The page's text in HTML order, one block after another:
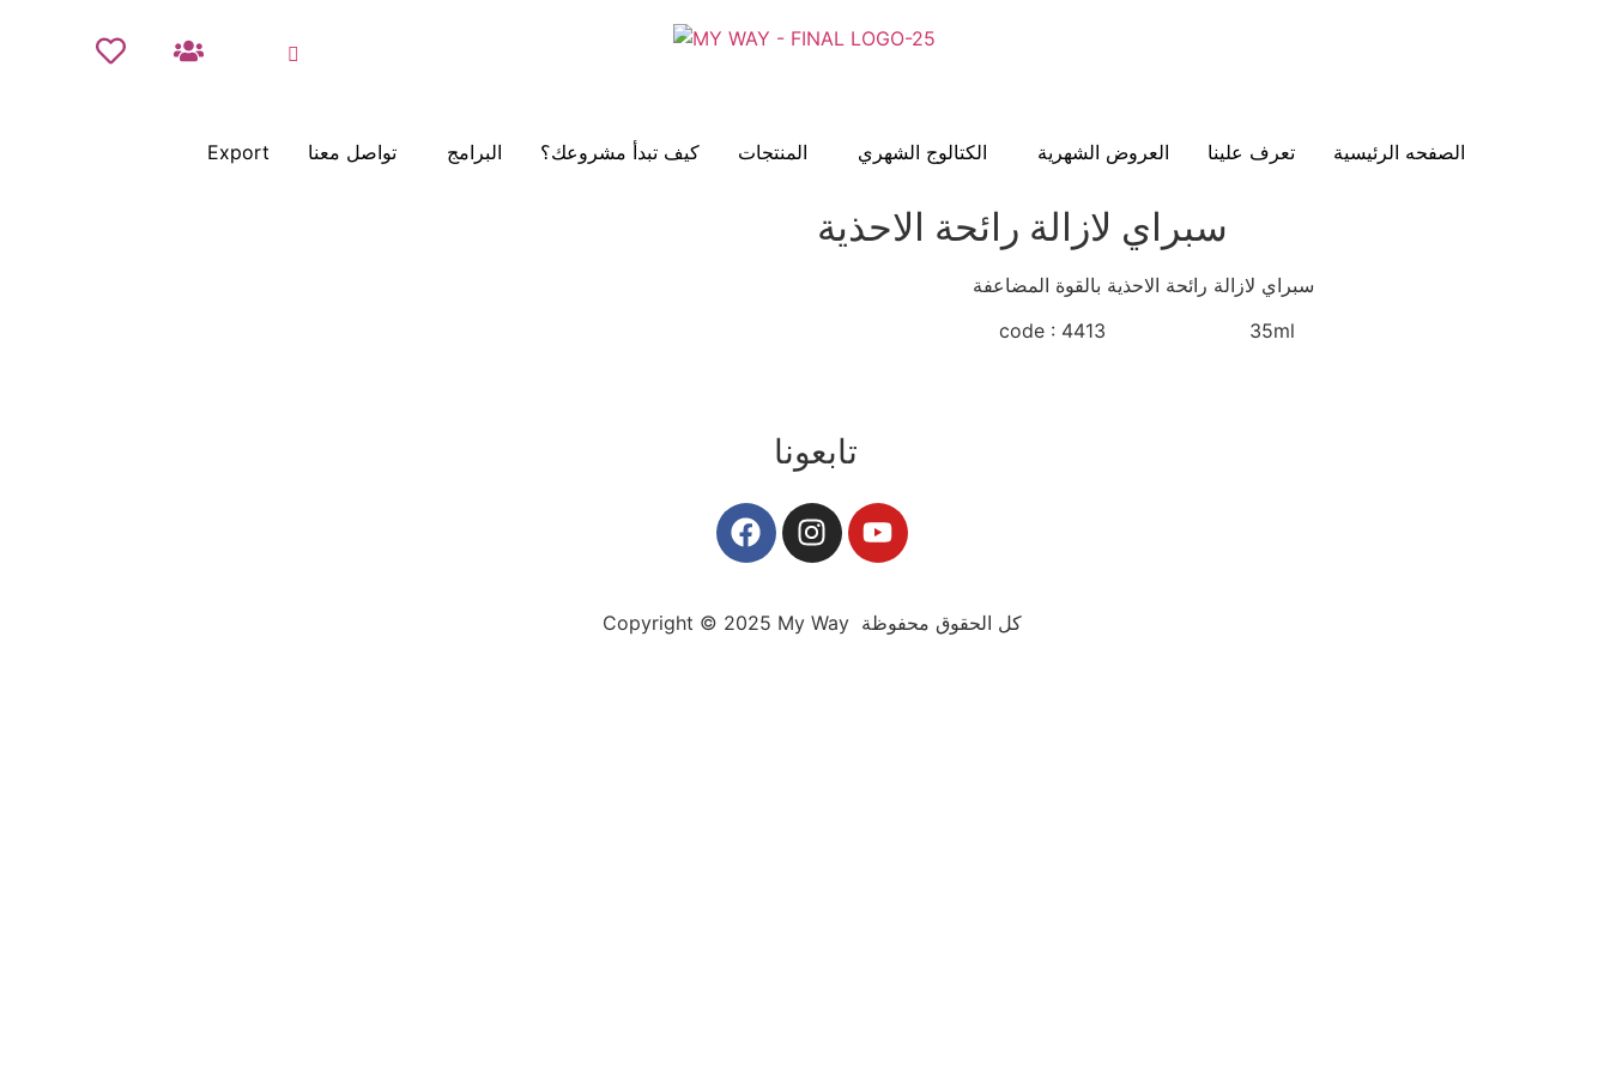
Export تواصل معنا البرامج كيف تبدأ مشروعك؟ المنتجات الكتالوج الشهري العروض الشهرية تعرف علينا الصفحه الرئيسية
سبراي لازالة رائحة الاحذية
code : 4413 35ml
تابعونا
Copyright © 2025 My Way كل الحقوق محفوظة